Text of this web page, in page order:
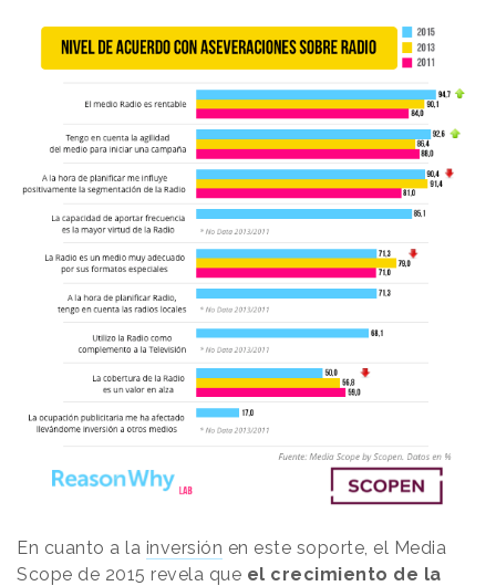
En cuanto a la inversión en este soporte, el Media
Scope de 2015 revela que el crecimiento de la